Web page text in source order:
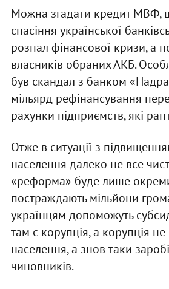
Можна згадати кредит МВФ,
спасіння української
розпал фінансової кризи, а
власників обраних АКБ.
був скандал з банком
мільярд рефінансування
рахунки підприємств, які
Отже в ситуації з
населення далеко не все
«реформа» буде лише
постраждають мільйони
українцям допоможуть
там є корупція, а корупція
населення, а знов таки
чиновників.